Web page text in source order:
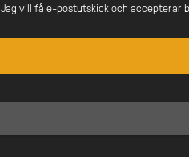
biljetter i tid för att inte missa
Liknande
RNB Therapy
Jag vill få e-postutskick och accepterar